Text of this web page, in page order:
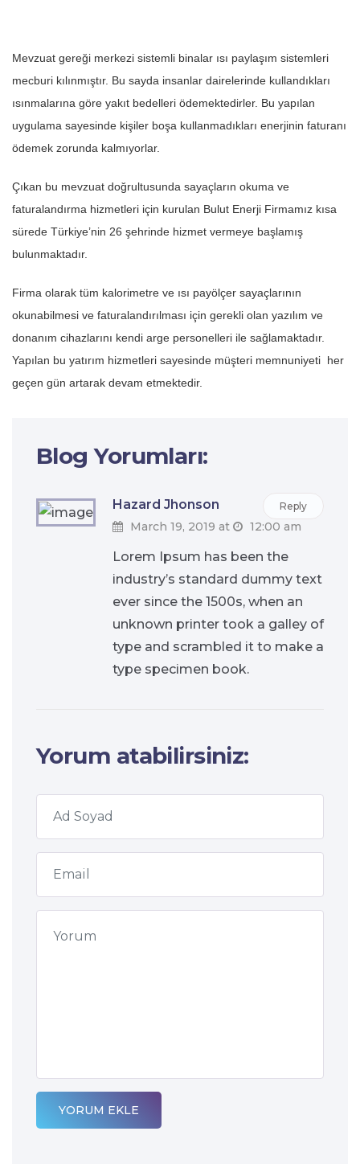
Mevzuat gereği merkezi sistemli binalar ısı paylaşım sistemleri
mecburi kılınmıştır. Bu sayda insanlar dairelerinde kullandıkları
ısınmalarına göre yakıt bedelleri ödemektedirler. Bu yapılan
uygulama sayesinde kişiler boşa kullanmadıkları enerjinin faturanı
ödemek zorunda kalmıyorlar.
Çıkan bu mevzuat doğrultusunda sayaçların okuma ve
faturalandırma hizmetleri için kurulan Bulut Enerji Firmamız kısa
sürede Türkiye’nin 26 şehrinde hizmet vermeye başlamış
bulunmaktadır.
Firma olarak tüm kalorimetre ve ısı payölçer sayaçlarının
okunabilmesi ve faturalandırılması için gerekli olan yazılım ve
donanım cihazlarını kendi arge personelleri ile sağlamaktadır.
Yapılan bu yatırım hizmetleri sayesinde müşteri memnuniyeti her
geçen gün artarak devam etmektedir.
Blog Yorumları:
Hazard Jhonson
March 19, 2019 at 12:00 am
Lorem Ipsum has been the
industry’s standard dummy text
ever since the 1500s, when an
unknown printer took a galley of
type and scrambled it to make a
type specimen book.
Reply
Yorum atabilirsiniz:
YORUM EKLE